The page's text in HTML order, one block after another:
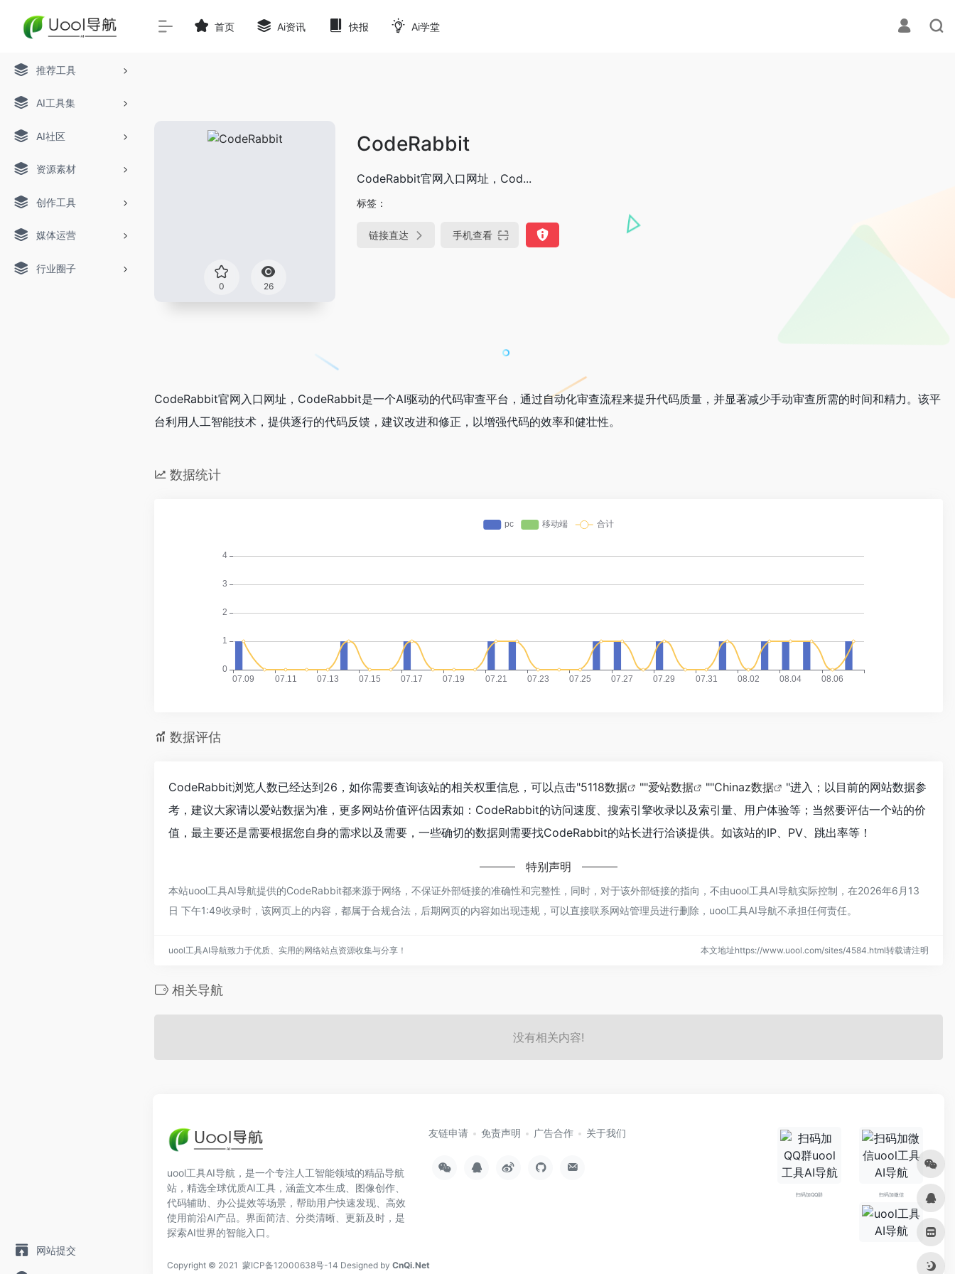
推荐工具
AI工具集
AI社区
资源素材
创作工具
媒体运营
行业圈子
网站提交
首页 Ai资讯 快报 Ai学堂
0 26
CodeRabbit
CodeRabbit官网入口网址，Cod...
标签：
链接直达 手机查看
CodeRabbit官网入口网址，CodeRabbit是一个AI驱动的代码审查平台，通过自动化审查流程来提升代码质量，并显著减少手动审查所需的时间和精力。该平
台利用人工智能技术，提供逐行的代码反馈，建议改进和修正，以增强代码的效率和健壮性。
数据统计
数据评估
CodeRabbit浏览人数已经达到26，如你需要查询该站的相关权重信息，可以点击"5118数据 ""爱站数据 ""Chinaz数据
"进入；以目前的网站数据参
考，建议大家请以爱站数据为准，更多网站价值评估因素如：CodeRabbit的访问速度、搜索引擎收录以及索引量、用户体验等；当然要评估一个站的价
值，最主要还是需要根据您自身的需求以及需要，一些确切的数据则需要找CodeRabbit的站长进行洽谈提供。如该站的IP、PV、跳出率等！
特别声明
本站uool工具AI导航提供的CodeRabbit都来源于网络，不保证外部链接的准确性和完整性，同时，对于该外部链接的指向，不由uool工具AI导航实际控制，在2026年6月13
日 下午1:49收录时，该网页上的内容，都属于合规合法，后期网页的内容如出现违规，可以直接联系网站管理员进行删除，uool工具AI导航不承担任何责任。
uool工具AI导航致力于优质、实用的网络站点资源收集与分享！ 本文地址https://www.uool.com/sites/4584.html转载请注明
相关导航
没有相关内容!
uool工具AI导航，是一个专注人工智能领域的精品导航
站，精选全球优质AI工具，涵盖文本生成、图像创作、
代码辅助、办公提效等场景，帮助用户快速发现、高效
使用前沿AI产品。界面简洁、分类清晰、更新及时，是
探索AI世界的智能入口。
友链申请 免责声明 广告合作 关于我们
扫码加QQ群 扫码加微信
Copyright © 2021 蒙ICP备12000638号-14 Designed by CnQi.Net